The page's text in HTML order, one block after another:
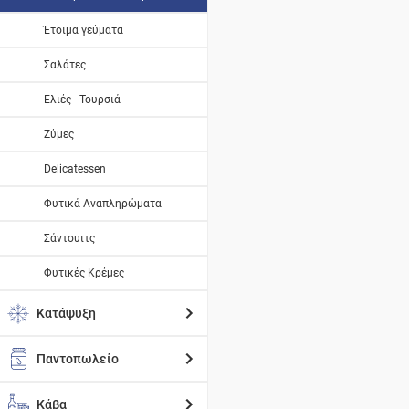
Έτοιμα γεύματα
Σαλάτες
Ελιές - Τουρσιά
Ζύμες
Delicatessen
Φυτικά Αναπληρώματα
Σάντουιτς
Φυτικές Κρέμες
Κατάψυξη
Παντοπωλείο
Κάβα